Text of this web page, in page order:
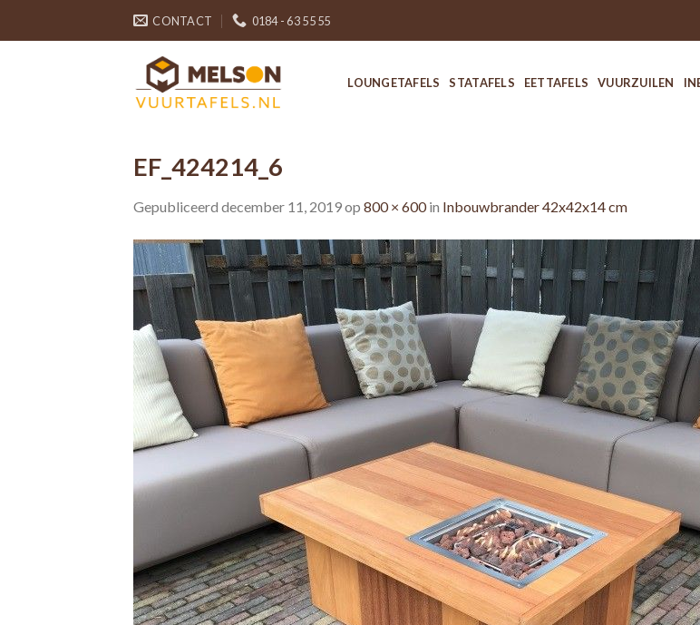
CONTACT 0184 - 63 55 55
LOUNGETAFELS STATAFELS EETTAFELS VUURZUILEN
EF_424214_6
Gepubliceerd december 11, 2019op 800 × 600in Inbouwbrander 42x42x14 cm